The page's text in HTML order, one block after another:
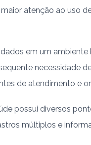
atenção ao uso
em um
necessidade
de atendimento e
possui diversos
múltiplos e